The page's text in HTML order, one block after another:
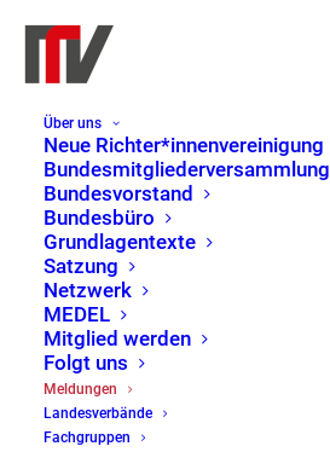
Über uns
Neue Richter*innenvereinigung
Bundesmitgliederversammlung
Bundesvorstand
Bundesbüro
Grundlagentexte
Satzung
Netzwerk
MEDEL
Mitglied werden
Folgt uns
Meldungen
Landesverbände
Fachgruppen